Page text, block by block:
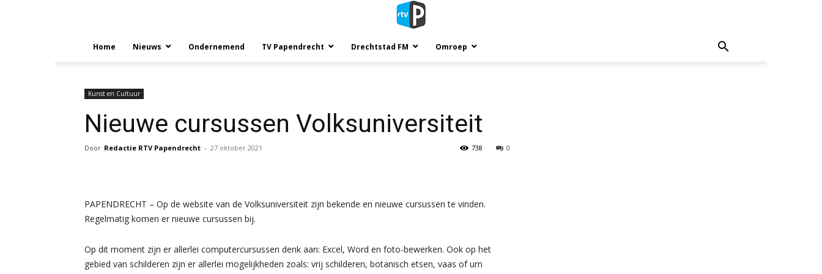
Home Nieuws Ondernemend TV Papendrecht Drechtstad FM Omroep
Kunst en Cultuur
Nieuwe cursussen Volksuniversiteit
Door Redactie RTV Papendrecht - 27 oktober 2021 0
738
PAPENDRECHT – Op de website van de Volksuniversiteit zijn bekende en nieuwe cursussen te vinden.
Regelmatig komen er nieuwe cursussen bij.
Op dit moment zijn er allerlei computercursussen denk aan: Excel, Word en foto-bewerken. Ook op het
gebied van schilderen zijn er allerlei mogelijkheden zoals: vrij schilderen, botanisch etsen, vaas of urn